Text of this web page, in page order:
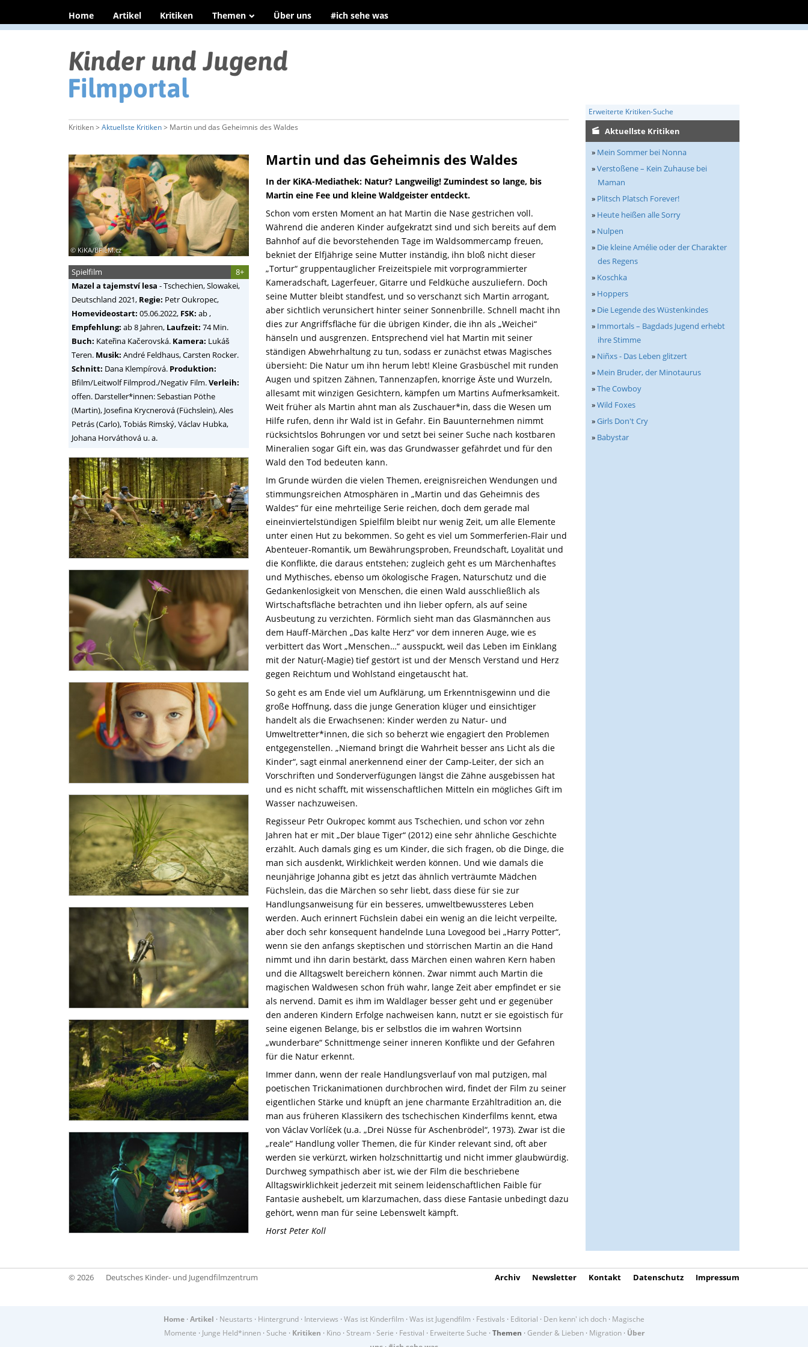
Home Artikel Kritiken Themen Über uns #ich sehe was
Erweiterte Kritiken-Suche
Kritiken > Aktuellste Kritiken> Martin und das Geheimnis des Waldes
Martin und das Geheimnis des Waldes
In der KiKA-Mediathek: Natur? Langweilig! Zumindest so lange, bis
Martin eine Fee und kleine Waldgeister entdeckt.
Schon vom ersten Moment an hat Martin die Nase gestrichen voll.
Während die anderen Kinder aufgekratzt sind und sich bereits auf dem
Bahnhof auf die bevorstehenden Tage im Waldsommercamp freuen,
bekniet der Elfjährige seine Mutter inständig, ihn bloß nicht dieser
„Tortur“ gruppentauglicher Freizeitspiele mit vorprogrammierter
Kameradschaft, Lagerfeuer, Gitarre und Feldküche auszuliefern. Doch
seine Mutter bleibt standfest, und so verschanzt sich Martin arrogant,
aber sichtlich verunsichert hinter seiner Sonnenbrille. Schnell macht ihn
dies zur Angriffsfläche für die übrigen Kinder, die ihn als „Weichei“
hänseln und ausgrenzen. Entsprechend viel hat Martin mit seiner
ständigen Abwehrhaltung zu tun, sodass er zunächst etwas Magisches
übersieht: Die Natur um ihn herum lebt! Kleine Grasbüschel mit runden
Augen und spitzen Zähnen, Tannenzapfen, knorrige Äste und Wurzeln,
allesamt mit winzigen Gesichtern, kämpfen um Martins Aufmerksamkeit.
Weit früher als Martin ahnt man als Zuschauer*in, dass die Wesen um
Hilfe rufen, denn ihr Wald ist in Gefahr. Ein Bauunternehmen nimmt
rücksichtslos Bohrungen vor und setzt bei seiner Suche nach kostbaren
Mineralien sogar Gift ein, was das Grundwasser gefährdet und für den
Wald den Tod bedeuten kann.
Im Grunde würden die vielen Themen, ereignisreichen Wendungen und
stimmungsreichen Atmosphären in „Martin und das Geheimnis des
Waldes“ für eine mehrteilige Serie reichen, doch dem gerade mal
eineinviertelstündigen Spielfilm bleibt nur wenig Zeit, um alle Elemente
unter einen Hut zu bekommen. So geht es viel um Sommerferien-Flair und
Abenteuer-Romantik, um Bewährungsproben, Freundschaft, Loyalität und
die Konflikte, die daraus entstehen; zugleich geht es um Märchenhaftes
und Mythisches, ebenso um ökologische Fragen, Naturschutz und die
Gedankenlosigkeit von Menschen, die einen Wald ausschließlich als
Wirtschaftsfläche betrachten und ihn lieber opfern, als auf seine
Ausbeutung zu verzichten. Förmlich sieht man das Glasmännchen aus
dem Hauff-Märchen „Das kalte Herz“ vor dem inneren Auge, wie es
verbittert das Wort „Menschen…“ ausspuckt, weil das Leben im Einklang
mit der Natur(-Magie) tief gestört ist und der Mensch Verstand und Herz
gegen Reichtum und Wohlstand eingetauscht hat.
So geht es am Ende viel um Aufklärung, um Erkenntnisgewinn und die
große Hoffnung, dass die junge Generation klüger und einsichtiger
handelt als die Erwachsenen: Kinder werden zu Natur- und
Umweltretter*innen, die sich so beherzt wie engagiert den Problemen
entgegenstellen. „Niemand bringt die Wahrheit besser ans Licht als die
Kinder“, sagt einmal anerkennend einer der Camp-Leiter, der sich an
Vorschriften und Sonderverfügungen längst die Zähne ausgebissen hat
und es nicht schafft, mit wissenschaftlichen Mitteln ein mögliches Gift im
Wasser nachzuweisen.
Regisseur Petr Oukropec kommt aus Tschechien, und schon vor zehn
Jahren hat er mit „Der blaue Tiger“ (2012) eine sehr ähnliche Geschichte
erzählt. Auch damals ging es um Kinder, die sich fragen, ob die Dinge, die
man sich ausdenkt, Wirklichkeit werden können. Und wie damals die
neunjährige Johanna gibt es jetzt das ähnlich verträumte Mädchen
Füchslein, das die Märchen so sehr liebt, dass diese für sie zur
Handlungsanweisung für ein besseres, umweltbewussteres Leben
werden. Auch erinnert Füchslein dabei ein wenig an die leicht verpeilte,
aber doch sehr konsequent handelnde Luna Lovegood bei „Harry Potter“,
wenn sie den anfangs skeptischen und störrischen Martin an die Hand
nimmt und ihn darin bestärkt, dass Märchen einen wahren Kern haben
und die Alltagswelt bereichern können. Zwar nimmt auch Martin die
magischen Waldwesen schon früh wahr, lange Zeit aber empfindet er sie
als nervend. Damit es ihm im Waldlager besser geht und er gegenüber
den anderen Kindern Erfolge nachweisen kann, nutzt er sie egoistisch für
seine eigenen Belange, bis er selbstlos die im wahren Wortsinn
„wunderbare“ Schnittmenge seiner inneren Konflikte und der Gefahren
für die Natur erkennt.
Immer dann, wenn der reale Handlungsverlauf von mal putzigen, mal
poetischen Trickanimationen durchbrochen wird, findet der Film zu seiner
eigentlichen Stärke und knüpft an jene charmante Erzähltradition an, die
man aus früheren Klassikern des tschechischen Kinderfilms kennt, etwa
von Václav Vorlíček (u.a. „Drei Nüsse für Aschenbrödel“, 1973). Zwar ist die
„reale“ Handlung voller Themen, die für Kinder relevant sind, oft aber
werden sie verkürzt, wirken holzschnittartig und nicht immer glaubwürdig.
Durchweg sympathisch aber ist, wie der Film die beschriebene
Alltagswirklichkeit jederzeit mit seinem leidenschaftlichen Faible für
Fantasie aushebelt, um klarzumachen, dass diese Fantasie unbedingt dazu
gehört, wenn man für seine Lebenswelt kämpft.
Horst Peter Koll
© KiKA/BFILM.cz
8+
Spielfilm
Mazel a tajemství lesa -Tschechien, Slowakei,
Deutschland 2021, Regie: Petr Oukropec,
Homevideostart: 05.06.2022, FSK: ab ,
Empfehlung: ab 8 Jahren, Laufzeit: 74 Min.
Buch: Kateřina Kačerovská. Kamera: Lukáš
Teren. Musik: André Feldhaus, Carsten Rocker.
Schnitt: Dana Klempírová. Produktion:
Bfilm/Leitwolf Filmprod./Negativ Film.Verleih:
offen. Darsteller*innen: Sebastian Pöthe
(Martin), Josefina Krycnerová (Füchslein), Ales
Petrás (Carlo), Tobiás Rimský, Václav Hubka,
Johana Horváthová u. a.
Aktuellste Kritiken
» Mein Sommer bei Nonna
»Verstoßene – Kein Zuhause bei
Maman
» Plitsch Platsch Forever!
» Heute heißen alle Sorry
» Nulpen
» Die kleine Amélie oder der Charakter
des Regens
» Koschka
» Hoppers
» Die Legende des Wüstenkindes
» Immortals – Bagdads Jugend erhebt
ihre Stimme
» Niñxs - Das Leben glitzert
» Mein Bruder, der Minotaurus
»The Cowboy
»Wild Foxes
»Girls Don't Cry
» Babystar
© 2026 Deutsches Kinder- und Jugendfilmzentrum Archiv Newsletter Kontakt Datenschutz Impressum
Home · Artikel · Neustarts · Hintergrund · Interviews · Was ist Kinderfilm · Was ist Jugendfilm · Festivals · Editorial · Den kenn' ich doch · Magische
Momente · Junge Held*innen· Suche · Kritiken · Kino· Stream · Serie · Festival · Erweiterte Suche · Themen · Gender & Lieben· Migration· Über